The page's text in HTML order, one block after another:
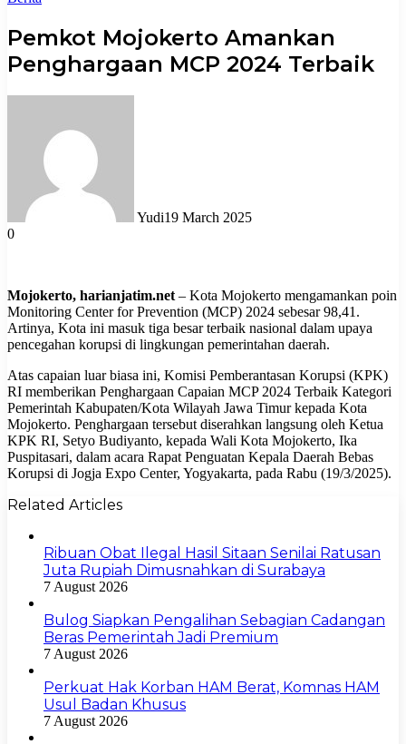
Pemkot Mojokerto Amankan
Penghargaan MCP 2024 Terbaik
Yudi19 March 2025
0
Mojokerto, harianjatim.net – Kota Mojokerto mengamankan poin
Monitoring Center for Prevention (MCP) 2024 sebesar 98,41.
Artinya, Kota ini masuk tiga besar terbaik nasional dalam upaya
pencegahan korupsi di lingkungan pemerintahan daerah.
Atas capaian luar biasa ini, Komisi Pemberantasan Korupsi (KPK)
RI memberikan Penghargaan Capaian MCP 2024 Terbaik Kategori
Pemerintah Kabupaten/Kota Wilayah Jawa Timur kepada Kota
Mojokerto. Penghargaan tersebut diserahkan langsung oleh Ketua
KPK RI, Setyo Budiyanto, kepada Wali Kota Mojokerto, Ika
Puspitasari, dalam acara Rapat Penguatan Kepala Daerah Bebas
Korupsi di Jogja Expo Center, Yogyakarta, pada Rabu (19/3/2025).
Related Articles
Ribuan Obat Ilegal Hasil Sitaan Senilai Ratusan
Juta Rupiah Dimusnahkan di Surabaya
7 August 2026
Bulog Siapkan Pengalihan Sebagian Cadangan
Beras Pemerintah Jadi Premium
7 August 2026
Perkuat Hak Korban HAM Berat, Komnas HAM
Usul Badan Khusus
7 August 2026